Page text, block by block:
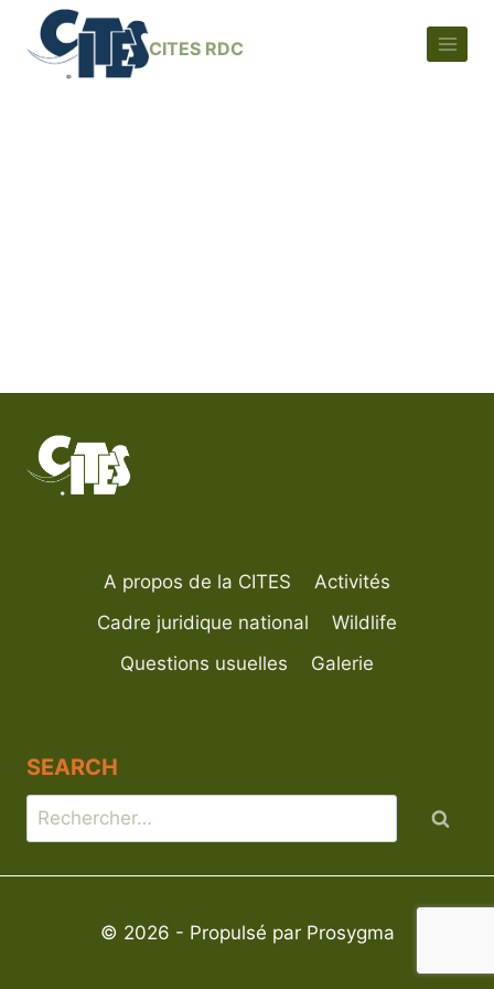
CITES RDC
A propos de la CITES
Activités
Cadre juridique national
Wildlife
Questions usuelles
Galerie
SEARCH
© 2026 - Propulsé par Prosygma